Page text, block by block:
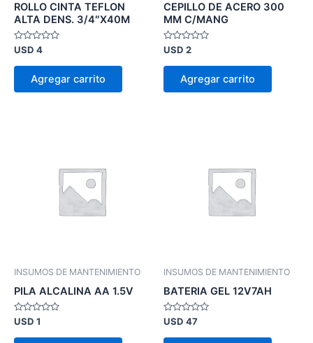
ROLLO CINTA TEFLON
ALTA DENS. 3/4″X40M
Valorado
0
USD 4
Agregar carrito
CEPILLO DE ACERO 300
MM C/MANG
Valorado
0
USD 2
Agregar carrito
INSUMOS DE MANTENIMIENTO
PILA ALCALINA AA 1.5V
Valorado
en
0
USD 1
INSUMOS DE MANTENIMIENTO
BATERIA GEL 12V7AH
Valorado
en
0
USD 47